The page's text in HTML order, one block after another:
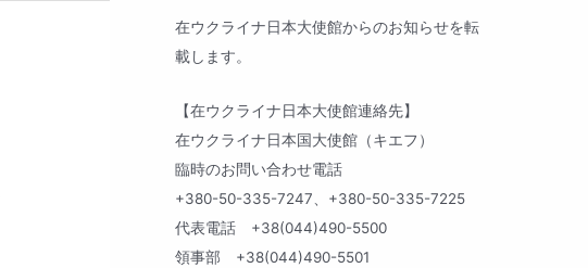
在ウクライナ日本大使館からのお知らせを転
載します。
【在ウクライナ日本大使館連絡先】
在ウクライナ日本国大使館（キエフ）
臨時のお問い合わせ電話
+380-50-335-7247、+380-50-335-7225
代表電話 +38(044)490-5500
領事部 +38(044)490-5501